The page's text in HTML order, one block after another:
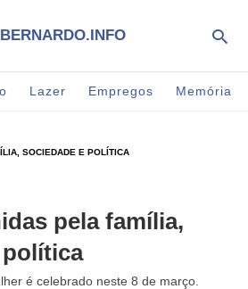
Lazer Empregos Memória
SOCIEDADE E POLÍTICA
pela família,
política
é celebrado neste 8 de março.